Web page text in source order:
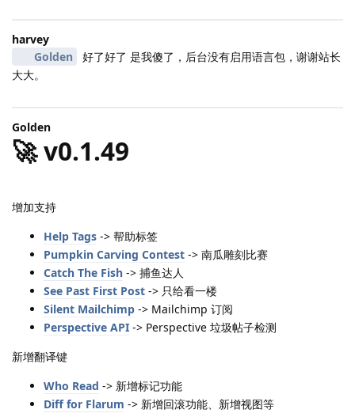
harvey
Golden
好了好了 是我傻了，后台没有启用语言包，谢谢站长
大大。
Golden
🚀 v0.1.49
增加支持
Help Tags -> 帮助标签
Pumpkin Carving Contest -> 南瓜雕刻比赛
Catch The Fish -> 捕鱼达人
See Past First Post -> 只给看一楼
Silent Mailchimp -> Mailchimp 订阅
Perspective API -> Perspective 垃圾帖子检测
新增翻译键
Who Read -> 新增标记功能
Diff for Flarum -> 新增回滚功能、新增视图等